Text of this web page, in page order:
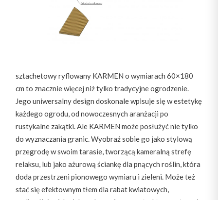
sztachetowy ryflowany KARMEN o wymiarach 60×180
cm to znacznie więcej niż tylko tradycyjne ogrodzenie.
Jego uniwersalny design doskonale wpisuje się w estetykę
każdego ogrodu, od nowoczesnych aranżacji po
rustykalne zakątki. Ale KARMEN może posłużyć nie tylko
do wyznaczania granic. Wyobraź sobie go jako stylową
przegrodę w swoim tarasie, tworzącą kameralną strefę
relaksu, lub jako ażurową ściankę dla pnących roślin, która
doda przestrzeni pionowego wymiaru i zieleni. Może też
stać się efektownym tłem dla rabat kwiatowych,